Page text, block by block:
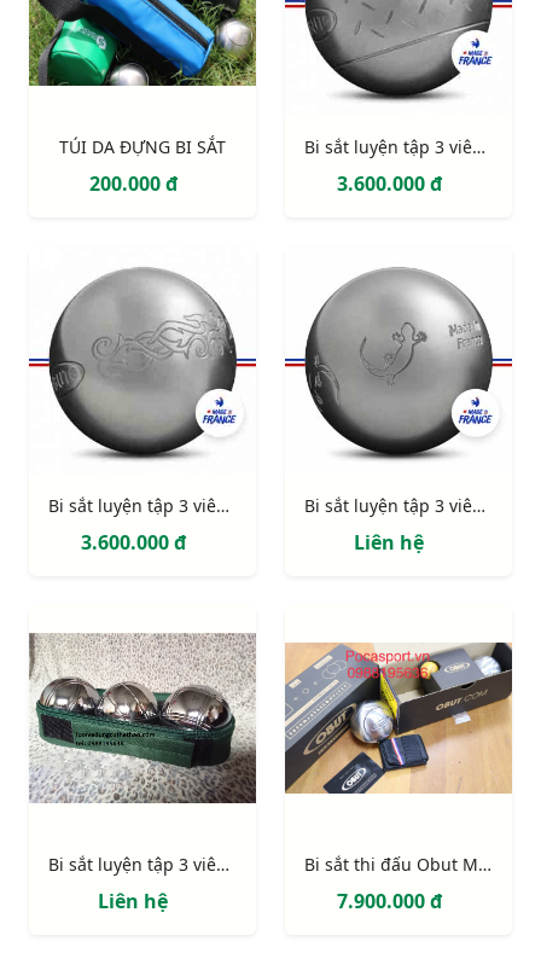
TÚI DA ĐỰNG BI SẮT
200.000 đ
Bi sắt luyện tập 3 viên Obut Chevron
3.600.000 đ
Bi sắt luyện tập 3 viên Obut Tatou
3.600.000 đ
Bi sắt luyện tập 3 viên Obut Salaman
Liên hệ
Bi sắt luyện tập 3 viên giá rẻ
Liên hệ
Bi sắt thi đấu Obut Match IT chính hãng
7.900.000 đ